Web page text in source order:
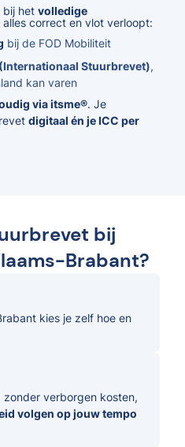
bij het volledige
alles correct en vlot verloopt:
bij de FOD Mobiliteit
(Internationaal Stuurbrevet),
kan varen
via itsme®. Je
digitaal én je ICC per
bij
Brabant?
kies je zelf hoe en
zonder verborgen kosten,
volgen op jouw tempo